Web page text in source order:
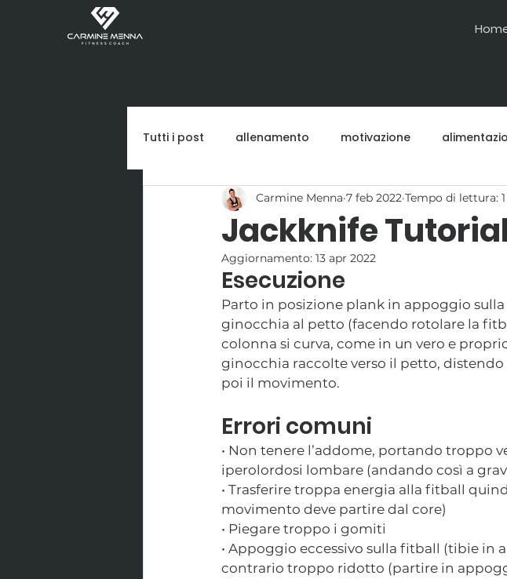
Tutti i post allenamento motivazione
Jackknife Tutorial
Carmine Menna 7 feb 2022 Tempo di lettura:
Aggiornamento: 13 apr 2022
Esecuzione
Parto in posizione plank in appoggio
ginocchia al petto (facendo rotolare la
colonna si curva, come in un vero e
ginocchia raccolte verso il petto,
poi il movimento.
Errori comuni
• Non tenere l’addome, portando troppo
iperolordosi lombare (andando così a
• Trasferire troppa energia alla fitball
movimento deve partire dal core)
• Piegare troppo i gomiti
• Appoggio eccessivo sulla fitball (tibie in
contrario troppo ridotto (partire in